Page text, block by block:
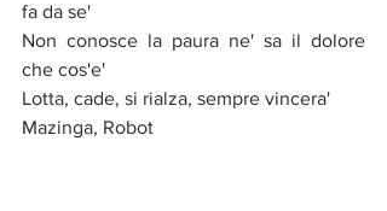
fa da se'
Non conosce la paura ne' sa il dolore
che cos'e'
Lotta, cade, si rialza, sempre vincera'
Mazinga, Robot